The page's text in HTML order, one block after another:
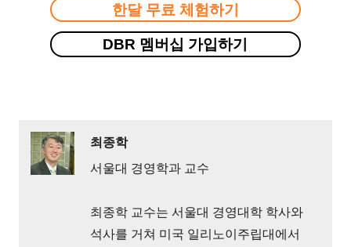
한달 무료 체험하기
DBR 멤버십 가입하기
최종학
서울대 경영학과 교수
최종학 교수는 서울대 경영대학 학사와
석사를 거쳐 미국 일리노이주립대에서